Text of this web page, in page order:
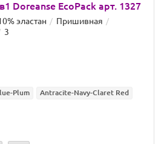
Doreanse EcoPack арт. 1327
эластан
Пришивная
3
Plum
Antracite-Navy-Claret Red